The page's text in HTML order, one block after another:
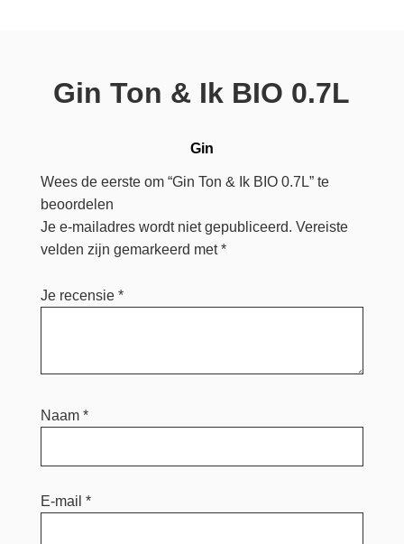
Gin Ton & Ik BIO 0.7L
Gin
Wees de eerste om “Gin Ton & Ik BIO 0.7L” te
beoordelen
Je e-mailadres wordt niet gepubliceerd. Vereiste
velden zijn gemarkeerd met*
Je recensie *
Naam *
E-mail *